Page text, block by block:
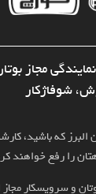
مجاز
شوفاژکار
که باشید،
را رفع خواهند
و سرویسکار